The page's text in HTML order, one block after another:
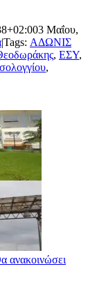
3 Μαΐου,
|Tags: ΑΔΩΝΙΣ
, ΕΣΥ,
,
ανακοινώσει